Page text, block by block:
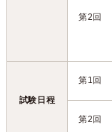
第2回
試験日程
第1回
第2回